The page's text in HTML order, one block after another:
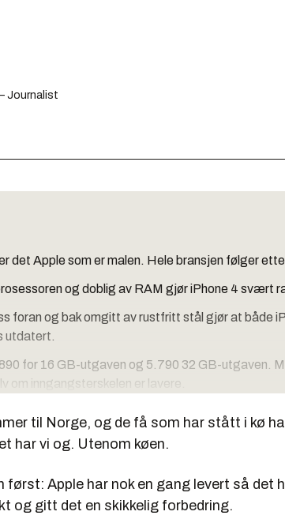
– Journalist
det Apple som er malen. Hele bransjen følger
og doblig av RAM gjør iPhone 4 svært
foran og bak omgitt av rustfritt stål gjør at både
utdatert.
for 16 GB-utgaven og 5.790 32 GB-utgaven.
om inngangsterskelen er lavere.
til Norge, og de få som har stått i kø
har vi og. Utenom køen.
først: Apple har nok en gang levert så det
og gitt det en skikkelig forbedring.